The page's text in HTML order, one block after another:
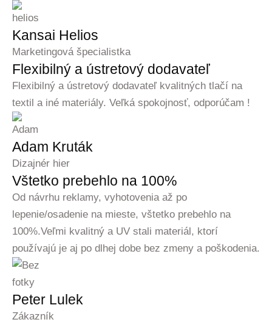
Kansai Helios
Marketingová špecialistka
Flexibilný a ústretový dodavateľ
Flexibilný a ústretový dodavateľ kvalitných tlačí na
textil a iné materiály. Veľká spokojnosť, odporúčam !
Adam Kruták
Dizajnér hier
Vštetko prebehlo na 100%
Od návrhu reklamy, vyhotovenia až po
lepenie/osadenie na mieste, vštetko prebehlo na
100%.Veľmi kvalitný a UV stali materiál, ktorí
používajú je aj po dlhej dobe bez zmeny a poškodenia.
Peter Lulek
Zákazník